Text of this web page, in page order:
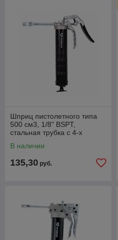
Шприц пистолетного типа
500 см3, 1/8" BSPT,
стальная трубка с 4-х
наконечником
В наличии
135,30 руб.